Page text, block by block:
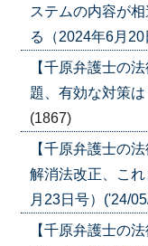
ステムの内容が
る（2024年6月
【千原弁護士の
題、有効な対策
(1867)
【千原弁護士の
解消法改正、こ
月23日号）('24/
【千原弁護士の